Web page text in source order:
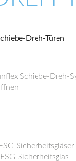
Schiebe-Dreh-
Sicherheitsgläser
Sicherheitsglas